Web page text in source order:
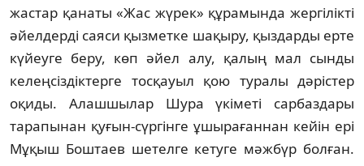
жастар қанаты «Жас жүрек» құрамында жергілікті
әйелдерді саяси қызметке шақыру, қыздарды ерте
күйеуге беру, көп әйел алу, қалың мал сынды
келеңсіздіктерге тосқауыл қою туралы дәрістер
оқиды. Алашшылар Шура үкіметі сарбаздары
тарапынан қуғын-сүргінге ұшырағаннан кейін ері
Мұқыш Бош­таев шетелге кетуге мәжбүр болған.